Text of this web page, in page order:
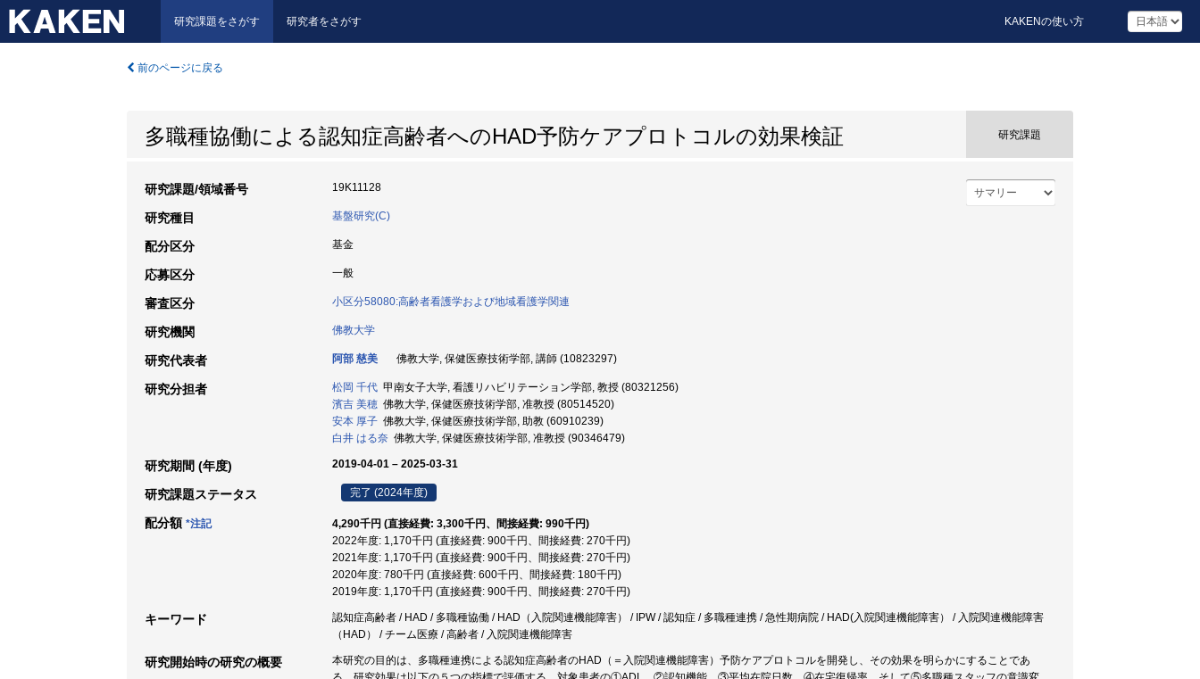
研究課題をさがす 研究者をさがす KAKENの使い方
前のページに戻る
多職種協働による認知症高齢者へのHAD予防ケアプロトコルの効果検証 研究課題
研究課題/領域番号 19K11128
研究種目 基盤研究(C)
配分区分 基金
応募区分 一般
審査区分 小区分58080:高齢者看護学および地域看護学関連
研究機関 佛教大学
研究代表者 阿部 慈美 佛教大学, 保健医療技術学部, 講師 (10823297)
研究分担者 松岡 千代 甲南女子大学, 看護リハビリテーション学部, 教授 (80321256)
濱吉 美穂 佛教大学, 保健医療技術学部, 准教授 (80514520)
安本 厚子 佛教大学, 保健医療技術学部, 助教 (60910239)
白井 はる奈 佛教大学, 保健医療技術学部, 准教授 (90346479)
研究期間 (年度) 2019-04-01 – 2025-03-31
研究課題ステータス 完了 (2024年度)
配分額 *注記
4,290千円 (直接経費: 3,300千円、間接経費: 990千円)
2022年度: 1,170千円 (直接経費: 900千円、間接経費: 270千円)
2021年度: 1,170千円 (直接経費: 900千円、間接経費: 270千円)
2020年度: 780千円 (直接経費: 600千円、間接経費: 180千円)
2019年度: 1,170千円 (直接経費: 900千円、間接経費: 270千円)
キーワード
認知症高齢者 / HAD / 多職種協働 / HAD（入院関連機能障害） / IPW / 認知症 / 多職種連携 / 急性期病院 / HAD(入院関連機能障害） / 入院関連機能障害
（HAD） / チーム医療 / 高齢者 / 入院関連機能障害
研究開始時の研究の概要
本研究の目的は、多職種連携による認知症高齢者のHAD（＝入院関連機能障害）予防ケアプロトコルを開発し、その効果を明らかにすることであ